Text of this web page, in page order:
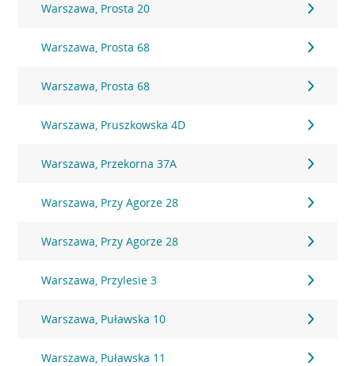
Warszawa, Prosta 20
Warszawa, Prosta 68
Warszawa, Prosta 68
Warszawa, Pruszkowska 4D
Warszawa, Przekorna 37A
Warszawa, Przy Agorze 28
Warszawa, Przy Agorze 28
Warszawa, Przylesie 3
Warszawa, Puławska 10
Warszawa, Puławska 11